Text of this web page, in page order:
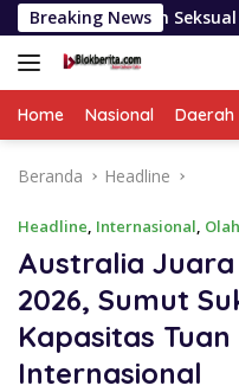
Langsung
ke
konten
Breaking News
Seksual KPK
Home Nasional Daerah
Beranda Headline
Headline, Internasional,
Australia Juara
2026, Sumut
Kapasitas
Internasional